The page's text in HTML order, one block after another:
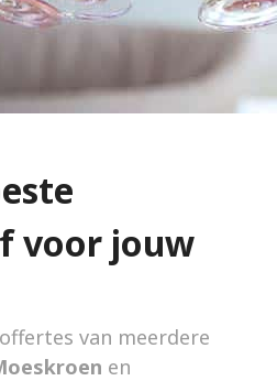
voor jouw
offertes van meerdere
en